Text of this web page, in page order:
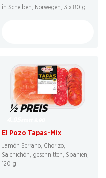
in Scheiben, Norwegen, 3 x 80 g
½ PREIS
El Pozo Tapas-Mix
Jamón Serrano, Chorizo,
Salchichón, geschnitten, Spanien,
120 g